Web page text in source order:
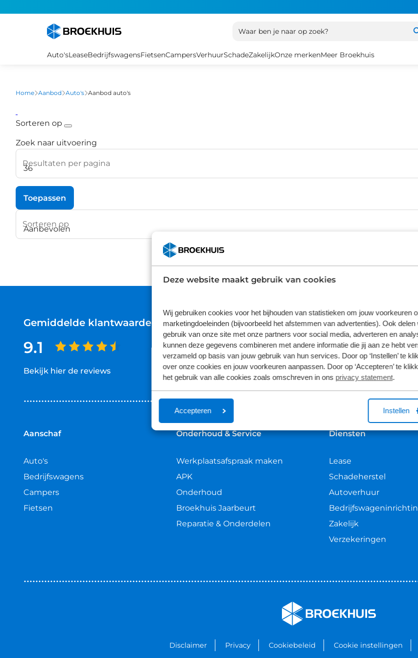
Deze website maakt gebruik van cookies
Wij gebruiken cookies voor het bijhouden van statistieken om jouw voorkeuren
marketingdoeleinden (bijvoorbeeld het afstemmen van advertenties). Ook
gebruik van onze site met onze partners voor social media, adverteren en
kunnen deze gegevens combineren met andere informatie die jij aan ze hebt
verzameld op basis van jouw gebruik van hun services. Door op ‘Instellen’ te
over onze cookies en jouw voorkeuren aanpassen. Door op ‘Accepteren’ te
het gebruik van alle cookies zoals omschreven in ons privacy statement.
Accepteren Instellen
Waar ben je naar op zoek?
Auto'sLeaseBedrijfswagensFietsenCampersVerhuurSchadeZakelijkOnze merkenMeer Broekhuis
Home Aanbod Auto's Aanbod auto's
Sorteren op
Zoek naar uitvoering
Resultaten per pagina
Toepassen
Sorteren op
Gemiddelde klantwaardering
9.1
Bekijk hier de reviews
van
Volg ons
Aanschaf
Auto's
Bedrijfswagens
Campers
Fietsen
Onderhoud & Service
Werkplaatsafspraak maken
APK
Onderhoud
Broekhuis Jaarbeurt
Reparatie & Onderdelen
Diensten
Lease
Schadeherstel
Autoverhuur
Zakelijk
Verzekeringen
Disclaimer Privacy Cookiebeleid Cookie instellingen